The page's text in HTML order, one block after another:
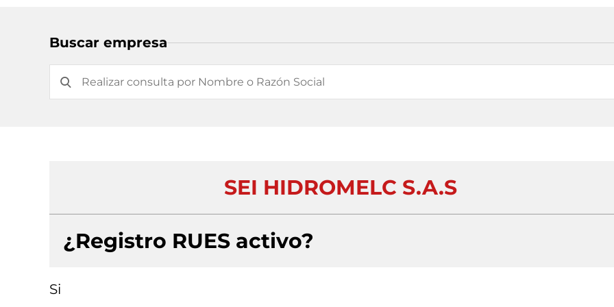
Buscar empresa
SEI HIDROMELC S.A.S
¿Registro RUES activo?
Si